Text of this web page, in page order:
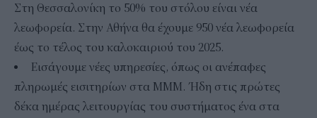
Στη Θεσσαλονίκη το 50% του στόλου είναι νέα
λεωφορεία. Στην Αθήνα θα έχουμε 950 νέα λεωφορεία
έως το τέλος του καλοκαιριού του 2025.
Εισάγουμε νέες υπηρεσίες, όπως οι ανέπαφες
πληρωμές εισιτηρίων στα ΜΜΜ. Ήδη στις πρώτες
δέκα ημέρας λειτουργίας του συστήματος ένα στα